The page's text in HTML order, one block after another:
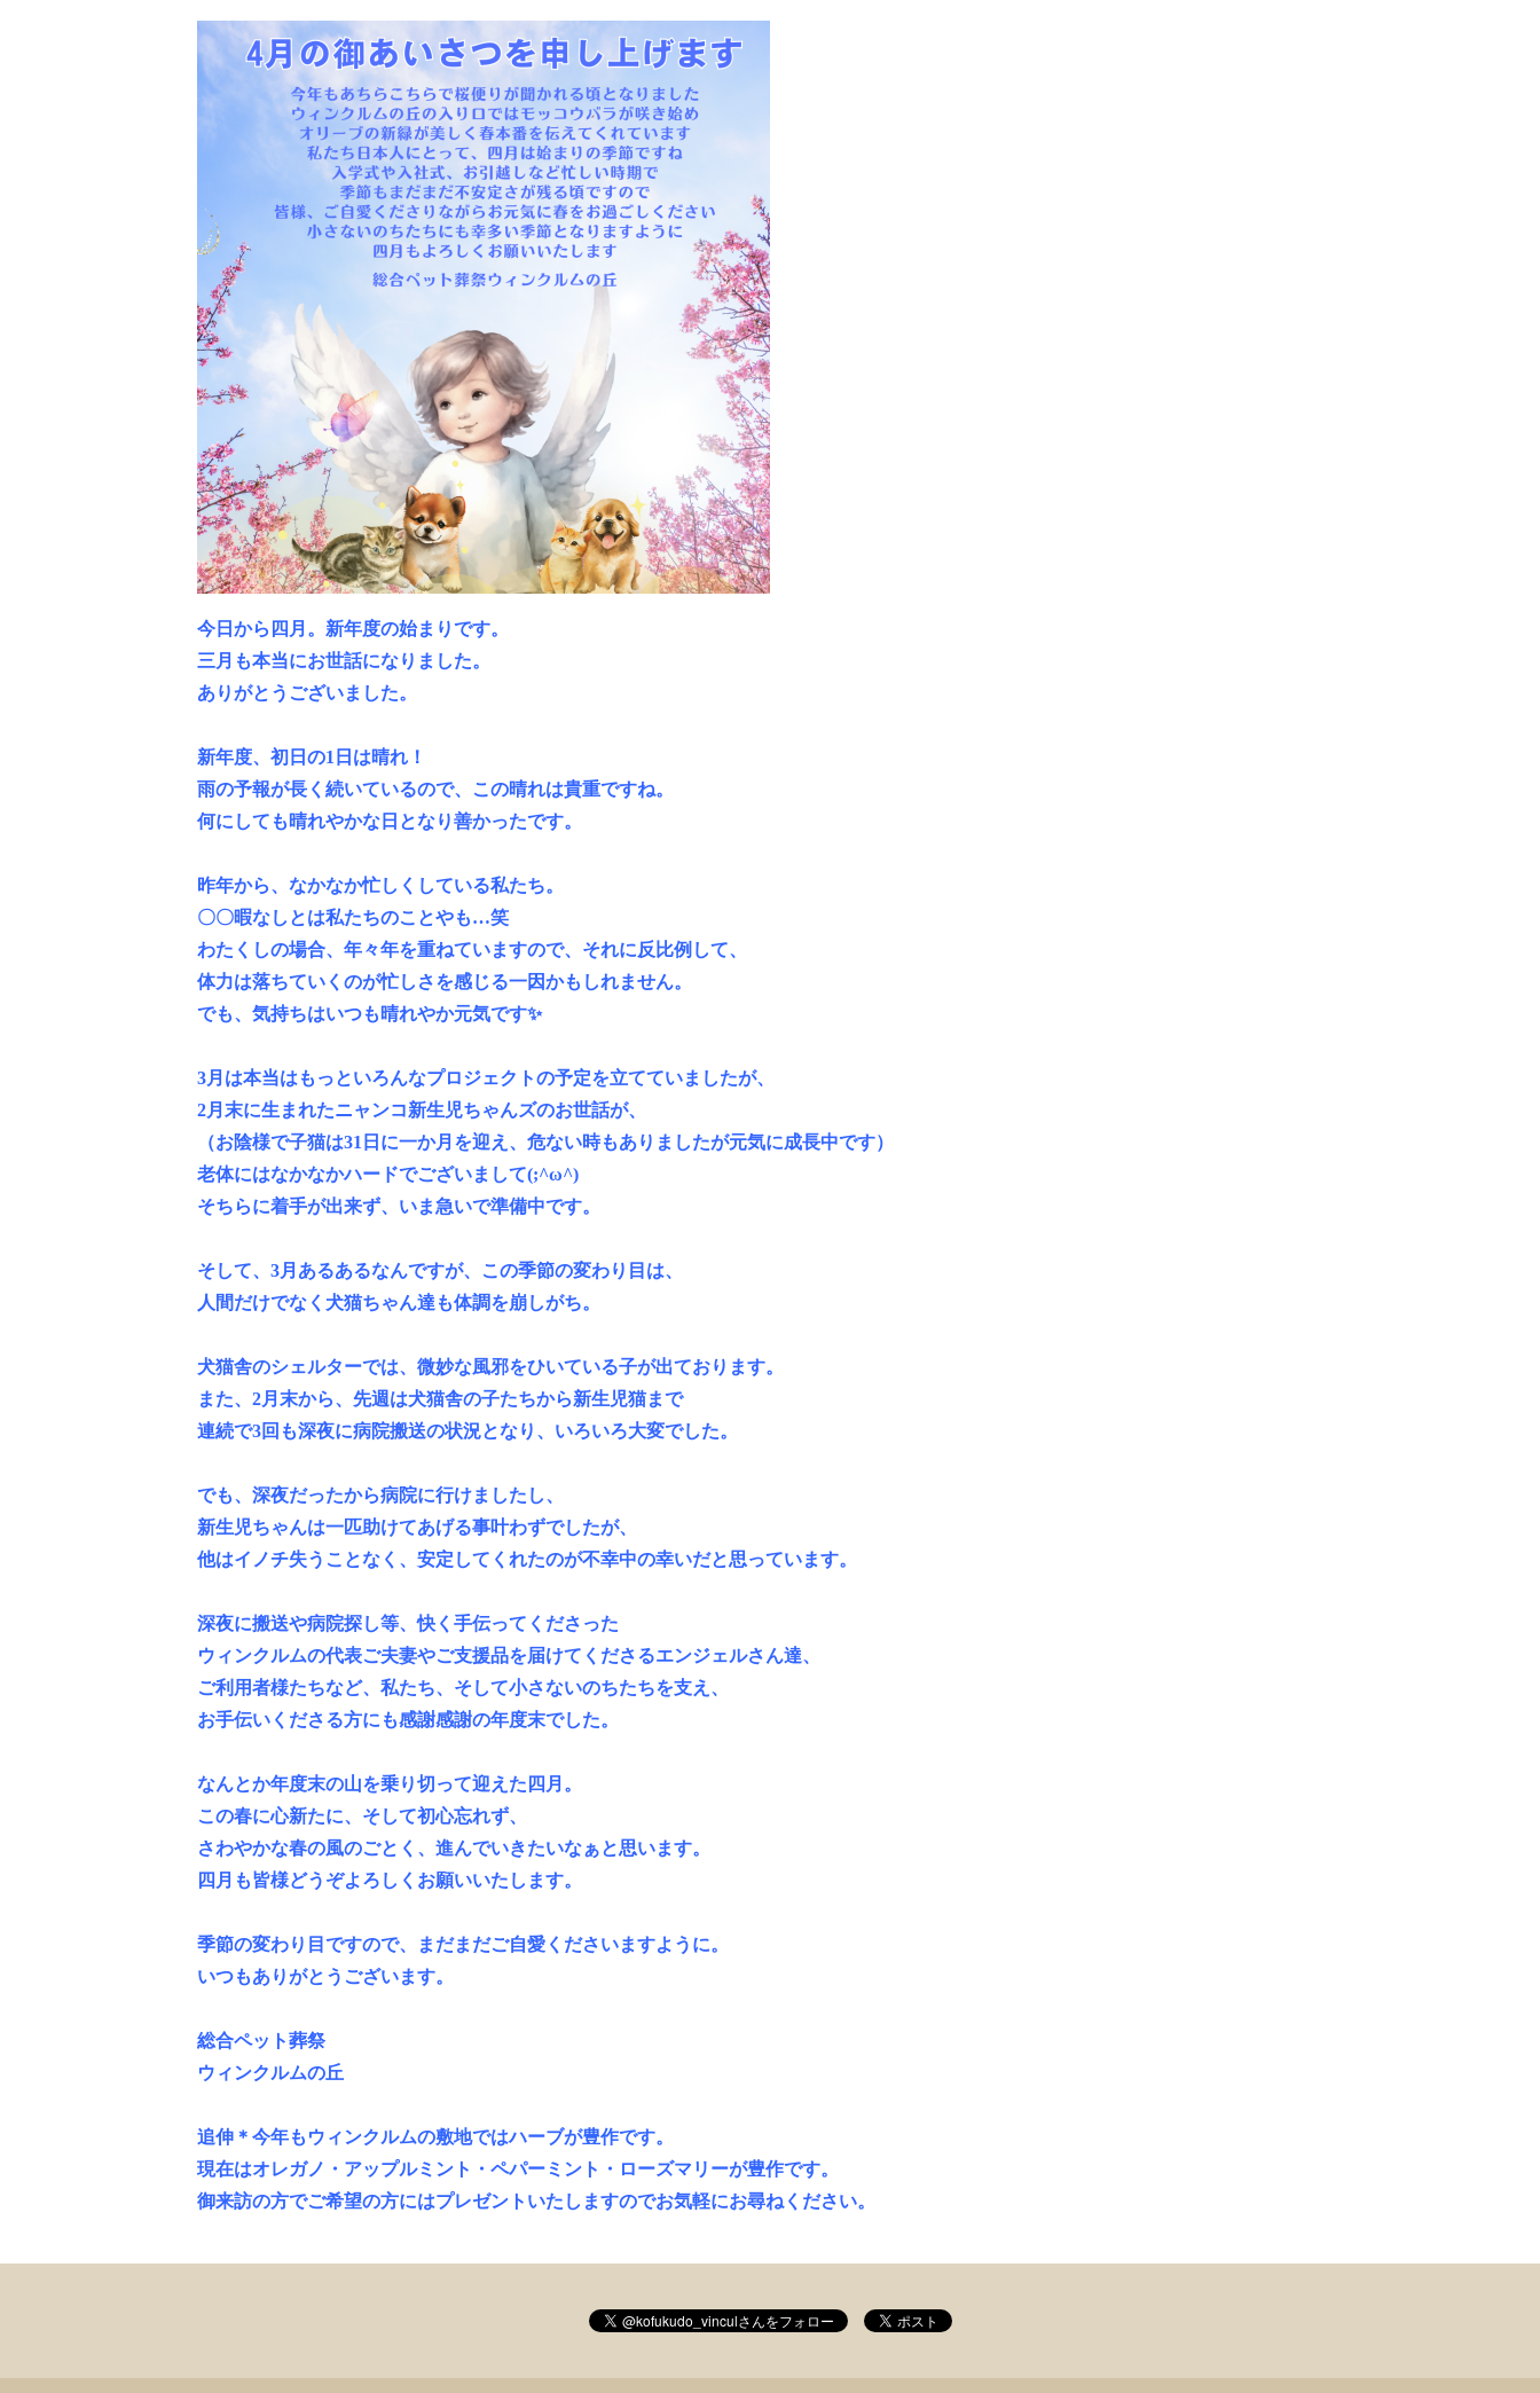
今日から四月。新年度の始まりです。
三月も本当にお世話になりました。
ありがとうございました。
新年度、初日の1日は晴れ！
雨の予報が長く続いているので、この晴れは貴重ですね。
何にしても晴れやかな日となり善かったです。
昨年から、なかなか忙しくしている私たち。
〇〇暇なしとは私たちのことやも…笑
わたくしの場合、年々年を重ねていますので、それに反比例して、
体力は落ちていくのが忙しさを感じる一因かもしれません。
でも、気持ちはいつも晴れやか元気です✨
3月は本当はもっといろんなプロジェクトの予定を立てていましたが、
2月末に生まれたニャンコ新生児ちゃんズのお世話が、
（お陰様で子猫は31日に一か月を迎え、危ない時もありましたが元気に成長中です）
老体にはなかなかハードでございまして(;^ω^)
そちらに着手が出来ず、いま急いで準備中です。
そして、3月あるあるなんですが、この季節の変わり目は、
人間だけでなく犬猫ちゃん達も体調を崩しがち。
犬猫舎のシェルターでは、微妙な風邪をひいている子が出ております。
また、2月末から、先週は犬猫舎の子たちから新生児猫まで
連続で3回も深夜に病院搬送の状況となり、いろいろ大変でした。
でも、深夜だったから病院に行けましたし、
新生児ちゃんは一匹助けてあげる事叶わずでしたが、
他はイノチ失うことなく、安定してくれたのが不幸中の幸いだと思っています。
深夜に搬送や病院探し等、快く手伝ってくださった
ウィンクルムの代表ご夫妻やご支援品を届けてくださるエンジェルさん達、
ご利用者様たちなど、私たち、そして小さないのちたちを支え、
お手伝いくださる方にも感謝感謝の年度末でした。
なんとか年度末の山を乗り切って迎えた四月。
この春に心新たに、そして初心忘れず、
さわやかな春の風のごとく、進んでいきたいなぁと思います。
四月も皆様どうぞよろしくお願いいたします。
季節の変わり目ですので、まだまだご自愛くださいますように。
いつもありがとうございます。
総合ペット葬祭
ウィンクルムの丘
追伸＊今年もウィンクルムの敷地ではハーブが豊作です。
現在はオレガノ・アップルミント・ペパーミント・ローズマリーが豊作です。
御来訪の方でご希望の方にはプレゼントいたしますのでお気軽にお尋ねください。